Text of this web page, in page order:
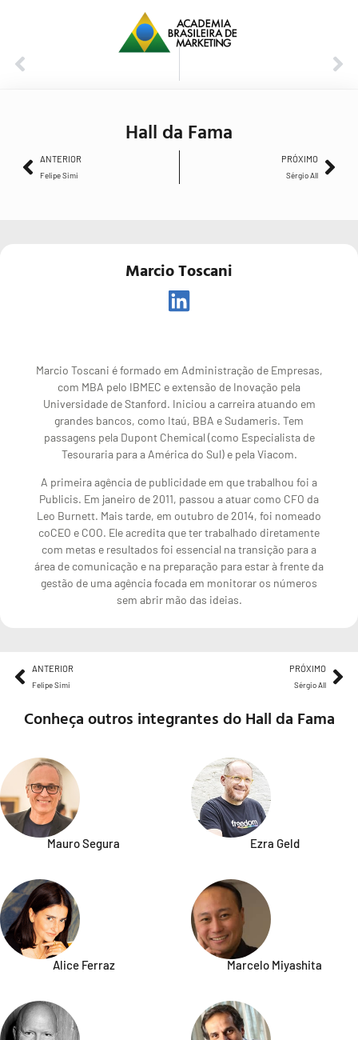
Hall da Fama
ANTERIOR
Felipe Simi
PRÓXIMO
Sérgio All
Marcio Toscani
Marcio Toscani é formado em Administração de Empresas,
com MBA pelo IBMEC e extensão de Inovação pela
Universidade de Stanford. Iniciou a carreira atuando em
grandes bancos, como Itaú, BBA e Sudameris. Tem
passagens pela Dupont Chemical (como Especialista de
Tesouraria para a América do Sul) e pela Viacom.
A primeira agência de publicidade em que trabalhou foi a
Publicis. Em janeiro de 2011, passou a atuar como CFO da
Leo Burnett. Mais tarde, em outubro de 2014, foi nomeado
coCEO e COO. Ele acredita que ter trabalhado diretamente
com metas e resultados foi essencial na transição para a
área de comunicação e na preparação para estar à frente da
gestão de uma agência focada em monitorar os números
sem abrir mão das ideias.
ANTERIOR
Felipe Simi
PRÓXIMO
Sérgio All
Conheça outros integrantes do Hall da Fama
Mauro Segura Ezra Geld
Alice Ferraz Marcelo Miyashita